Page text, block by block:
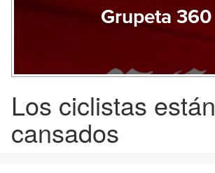
Grupeta 360
Los ciclistas están
cansados